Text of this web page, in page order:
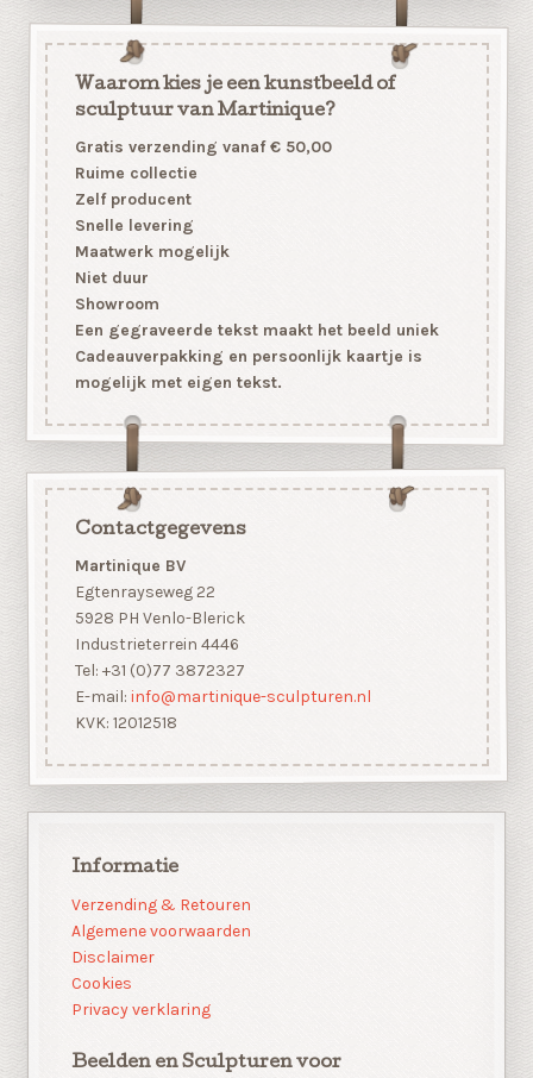
Waarom kies je een kunstbeeld of
sculptuur van Martinique?
Gratis verzending vanaf € 50,00
Ruime collectie
Zelf producent
Snelle levering
Maatwerk mogelijk
Niet duur
Showroom
Een gegraveerde tekst maakt het beeld uniek
Cadeauverpakking en persoonlijk kaartje is
mogelijk met eigen tekst.
Contactgegevens
Martinique BV
Egtenrayseweg 22
5928 PH Venlo-Blerick
Industrieterrein 4446
Tel: +31 (0)77 3872327
E-mail: info@martinique-sculpturen.nl
KVK: 12012518
Informatie
Verzending & Retouren
Algemene voorwaarden
Disclaimer
Cookies
Privacy verklaring
Beelden en Sculpturen voor